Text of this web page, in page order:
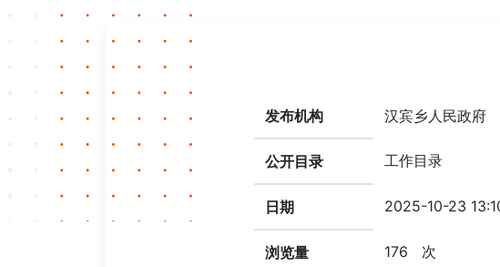
发布机构 汉宾乡人民政府
公开目录 工作目录
日期 2025-10-23
浏览量 176 次